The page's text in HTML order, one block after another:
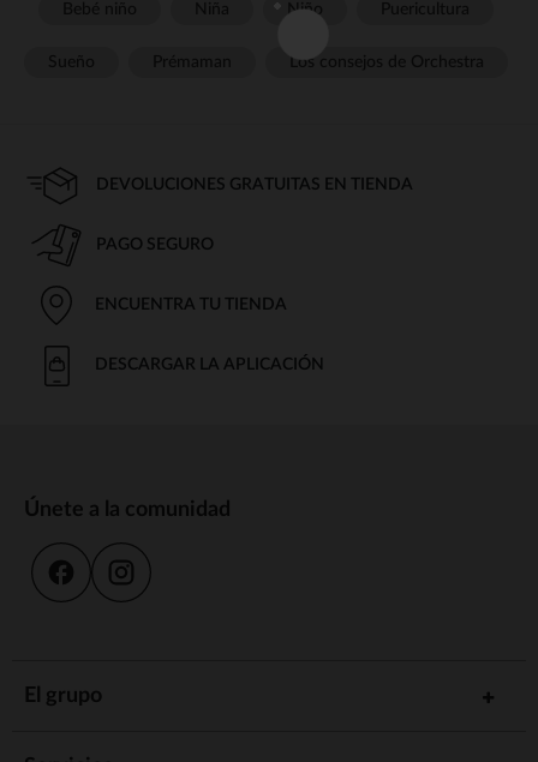
Niño
Los consejos de Orchestra
DEVOLUCIONES GRATUITAS EN TIENDA
PAGO SEGURO
ENCUENTRA TU TIENDA
DESCARGAR LA APLICACIÓN
Únete a la comunidad
El grupo